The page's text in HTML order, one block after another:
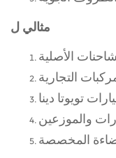
مثالي ل
الأصلية
التجارية
تويوتا دينا
والموزعين
المخصصة